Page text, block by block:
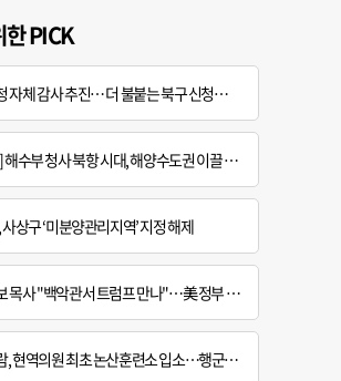
한 PICK
체 감사 추진… 더 불붙는 북구 신청사 갈등
수부 청사 북항 시대, 해양수도권 이끌 구심점 돼야
상구 ‘미분양관리지역’ 지정 해제
사 "백악관서 트럼프 만나"…美 정부 인사와 접촉
역의원 최초 논산훈련소 입소…행군·각개전투 훈련